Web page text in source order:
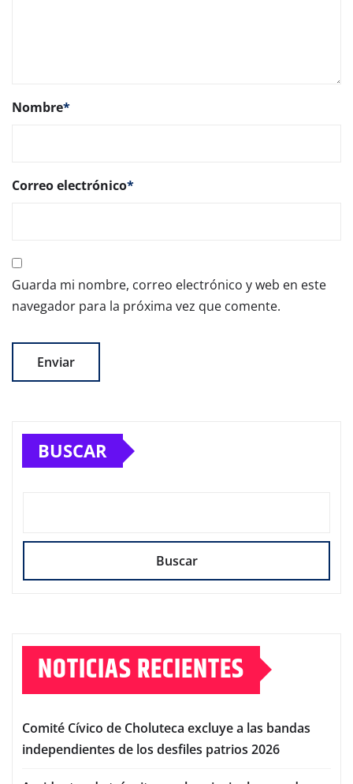
Nombre*
Correo electrónico*
Guarda mi nombre, correo electrónico y web en este
navegador para la próxima vez que comente.
BUSCAR
Buscar
NOTICIAS RECIENTES
Comité Cívico de Choluteca excluye a las bandas
independientes de los desfiles patrios 2026